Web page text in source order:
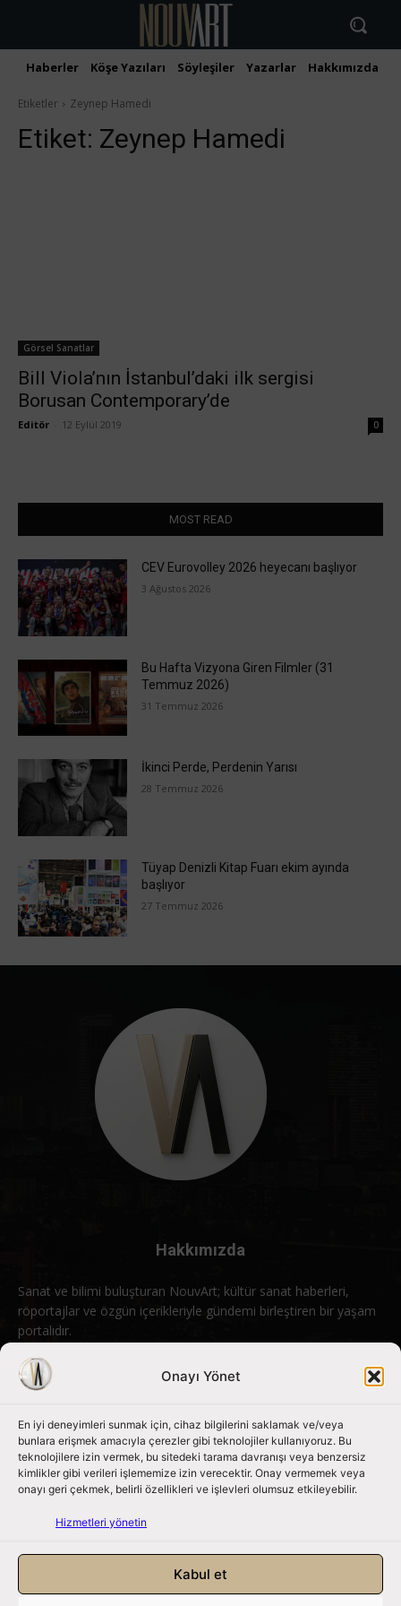
Onayı Yönet
En iyi deneyimleri sunmak için, cihaz bilgilerini saklamak ve/veya
bunlara erişmek amacıyla çerezler gibi teknolojiler kullanıyoruz. Bu
teknolojilere izin vermek, bu sitedeki tarama davranışı veya benzersiz
kimlikler gibi verileri işlememize izin verecektir. Onay vermemek veya
onayı geri çekmek, belirli özellikleri ve işlevleri olumsuz etkileyebilir.
Hizmetleri yönetin
Kabul et
Haberler Köşe Yazıları Söyleşiler Yazarlar Hakkımızda
Etiketler Zeynep Hamedi
Etiket: Zeynep Hamedi
Görsel Sanatlar
Bill Viola’nın İstanbul’daki ilk sergisi
Borusan Contemporary’de
Editör 12 Eylül 2019 0
MOST READ
CEV Eurovolley 2026 heyecanı başlıyor
3 Ağustos 2026
Bu Hafta Vizyona Giren Filmler (31
Temmuz 2026)
31 Temmuz 2026
İkinci Perde, Perdenin Yarısı
28 Temmuz 2026
Tüyap Denizli Kitap Fuarı ekim ayında
başlıyor
27 Temmuz 2026
Hakkımızda
Sanat ve bilimi buluşturan NouvArt; kültür sanat haberleri,
röportajlar ve özgün içerikleriyle gündemi birleştiren bir yaşam
portalıdır.
Bizimle iletişime geçin: info@nouvart.net
Bizi Takip Edin